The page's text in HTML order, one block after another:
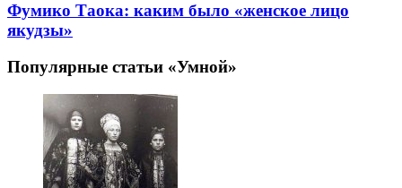
Фумико Таока: каким было «женское лицо
якудзы»
Популярные статьи «Умной»